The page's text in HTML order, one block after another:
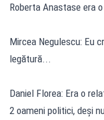
Roberta Anastase era
Mircea Negulescu: Eu
legătură...
Daniel Florea: Era o
2 oameni politici, deși